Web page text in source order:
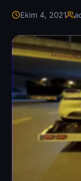
Ekim 4, 2021